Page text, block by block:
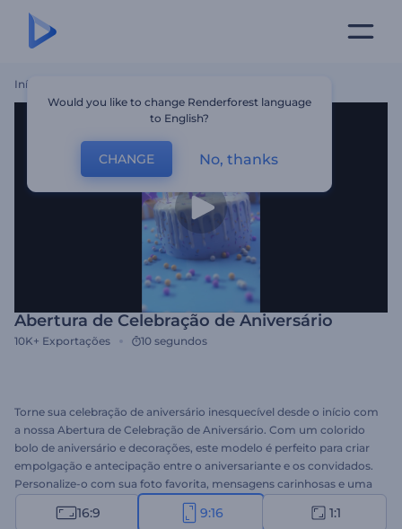
Início
Abertura de Celebração de Aniversário
10K+ Exportações 10 segundos
Torne sua celebração de aniversário inesquecível desde o início com
a nossa Abertura de Celebração de Aniversário. Com um colorido
bolo de aniversário e decorações, este modelo é perfeito para criar
empolgação e antecipação entre o aniversariante e os convidados.
Personalize-o com sua foto favorita, mensagens carinhosas e uma
faixa musical animada para criar uma introdução única para sua
celebração. Perfeito para aberturas de festas de aniversário, cartões
16:9 9:16 1:1
Would you like to change Renderforest language
to English?
CHANGE No, thanks